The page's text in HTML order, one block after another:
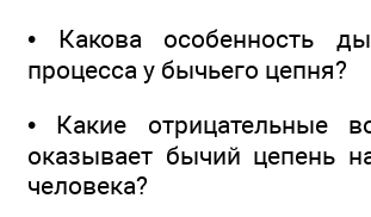
• Какова особенность
процесса у бычьего цепня?
• Какие отрицательные
оказывает бычий цепень
человека?